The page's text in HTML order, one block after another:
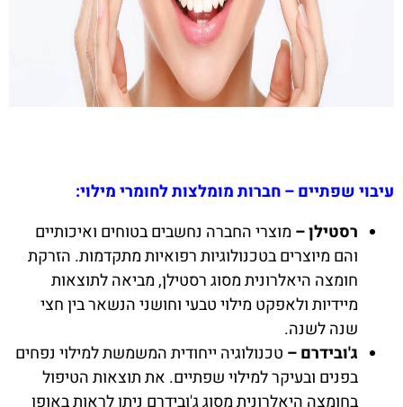
עיבוי שפתיים – חברות מומלצות לחומרי מילוי:
רסטילן – מוצרי החברה נחשבים בטוחים ואיכותיים
והם מיוצרים בטכנולוגיות רפואיות מתקדמות. הזרקת
חומצה היאלרונית מסוג רסטילן, מביאה לתוצאות
מיידיות ולאפקט מילוי טבעי וחושני הנשאר בין חצי
שנה לשנה.
ג'ובידרם – טכנולוגיה ייחודית המשמשת למילוי נפחים
בפנים ובעיקר למילוי שפתיים. את תוצאות הטיפול